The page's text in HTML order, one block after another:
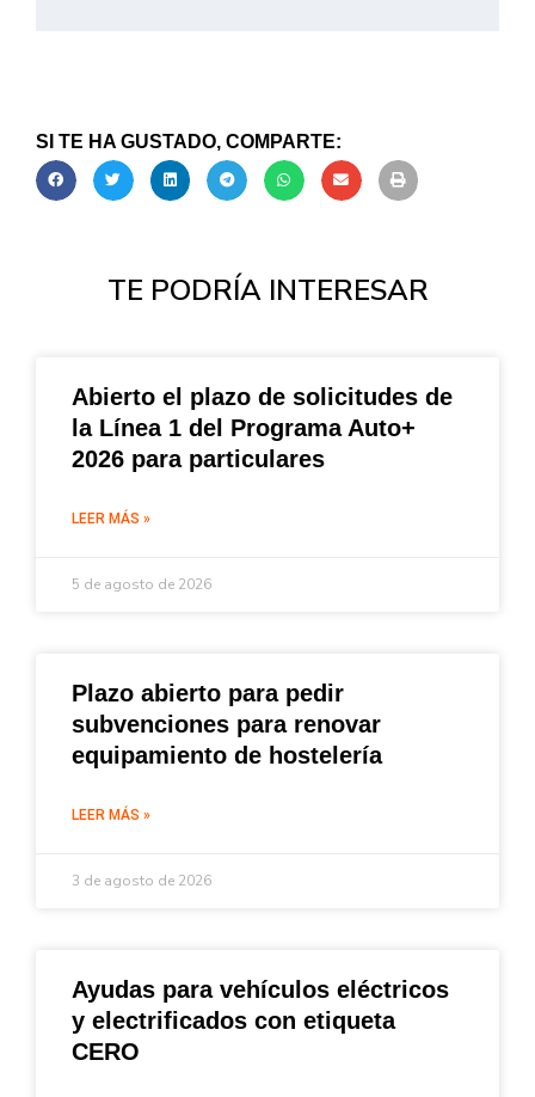
SI TE HA GUSTADO, COMPARTE:
TE PODRÍA INTERESAR
Abierto el plazo de solicitudes de
la Línea 1 del Programa Auto+
2026 para particulares
LEER MÁS »
5 de agosto de 2026
Plazo abierto para pedir
subvenciones para renovar
equipamiento de hostelería
LEER MÁS »
3 de agosto de 2026
Ayudas para vehículos eléctricos
y electrificados con etiqueta
CERO